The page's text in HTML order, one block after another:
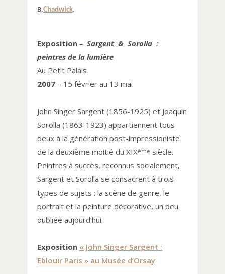
B.Chadwick.
Exposition – Sargent & Sorolla :
peintres de la lumière
Au Petit Palais
2007 – 15 février au 13 mai
John Singer Sargent (1856-1925) et Joaquin
Sorolla (1863-1923) appartiennent tous
deux à la génération post-impressioniste
de la deuxième moitié du XIXème siècle.
Peintres à succès, reconnus socialement,
Sargent et Sorolla se consacrent à trois
types de sujets : la scène de genre, le
portrait et la peinture décorative, un peu
oubliée aujourd’hui.
Exposition « John Singer Sargent :
Eblouir Paris » au Musée d’Orsay